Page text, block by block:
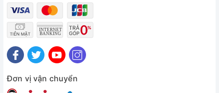
Đơn vị vận chuyển